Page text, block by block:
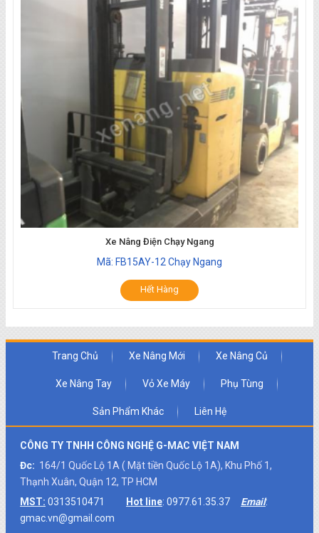
Xe Nâng Điện Chạy Ngang
Mã: FB15AY-12 Chạy Ngang
Hết Hàng
Trang Chủ Xe Nâng Mới Xe Nâng Củ
Xe Nâng Tay Vỏ Xe Máy Phụ Tùng
Sản Phẩm Khác Liên Hệ
CÔNG TY TNHH CÔNG NGHỆ G-MAC VIỆT NAM
Đc: 164/1 Quốc Lộ 1A ( Mặt tiền Quốc Lộ 1A), Khu Phố 1,
Thạnh Xuân, Quận 12, TP HCM
MST: 0313510471 Hot line: 0977.61.35.37 Email:
gmac.vn@gmail.com